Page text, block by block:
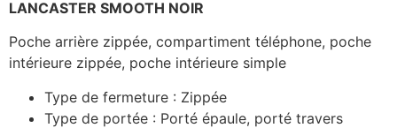
LANCASTER SMOOTH NOIR
Poche arrière zippée, compartiment téléphone, poche
intérieure zippée, poche intérieure simple
Type de fermeture : Zippée
Type de portée : Porté épaule, porté travers